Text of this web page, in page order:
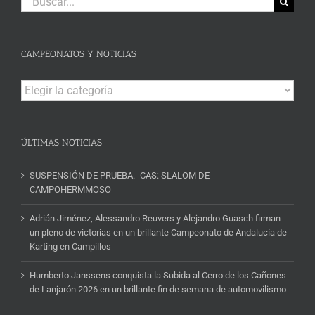
CAMPEONATOS Y NOTICIAS
Campeonatos
y
ÚLTIMAS NOTICIAS
SUSPENSIÓN DE PRUEBA.- CAS: SLALOM DE
CAMPOHERMMOSO
Adrián Jiménez, Alessandro Reuvers y Alejandro Guasch firman
un pleno de victorias en un brillante Campeonato de Andalucía de
Karting en Campillos
Humberto Janssens conquista la Subida al Cerro de los Cañones
de Lanjarón 2026 en un brillante fin de semana de automovilismo